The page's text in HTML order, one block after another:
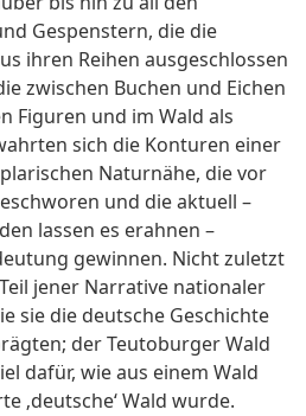
Gespenstern, die die
ihren Reihen ausgeschlossen
zwischen Buchen und Eichen
Figuren und im Wald als
sich die Konturen einer
Naturnähe, die vor
und die aktuell –
lassen es erahnen –
gewinnen. Nicht zuletzt
jener Narrative nationaler
sie die deutsche Geschichte
der Teutoburger Wald
dafür, wie aus einem Wald
‚deutsche‘ Wald wurde.